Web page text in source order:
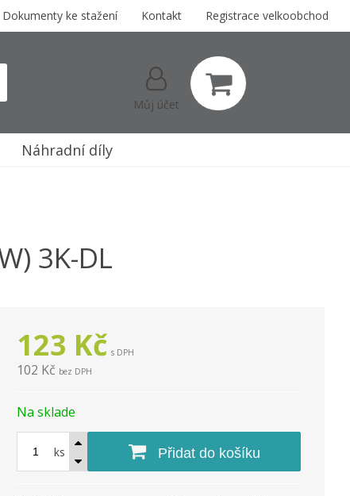
Dokumenty ke stažení Kontakt Registrace velkoobchod
Můj účet
Náhradní díly
3K-DL
123 Kč s DPH
102 Kč bez DPH
Na sklade
ks Přidat do košíku